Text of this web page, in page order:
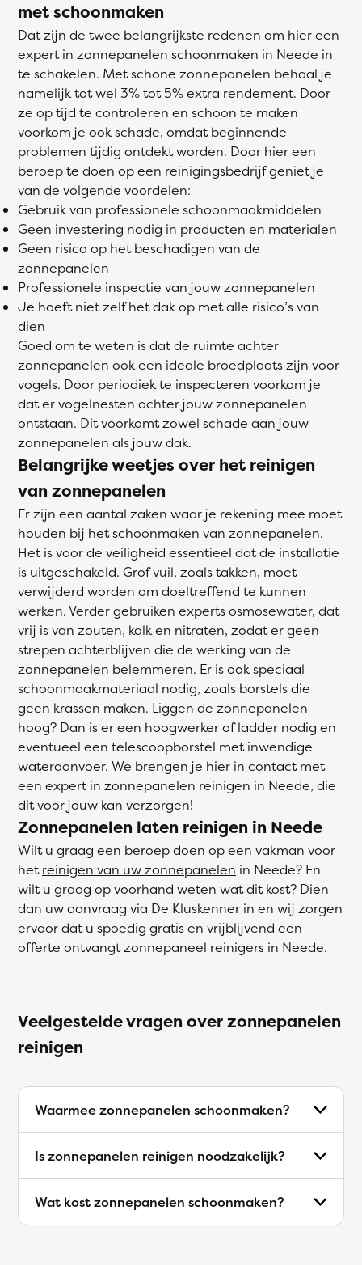
met schoonmaken
Dat zijn de twee belangrijkste redenen om hier een
expert in zonnepanelen schoonmaken in Neede in
te schakelen. Met schone zonnepanelen behaal je
namelijk tot wel 3% tot 5% extra rendement. Door
ze op tijd te controleren en schoon te maken
voorkom je ook schade, omdat beginnende
problemen tijdig ontdekt worden. Door hier een
beroep te doen op een reinigingsbedrijf geniet je
van de volgende voordelen:
Gebruik van professionele schoonmaakmiddelen
Geen investering nodig in producten en materialen
Geen risico op het beschadigen van de
zonnepanelen
Professionele inspectie van jouw zonnepanelen
Je hoeft niet zelf het dak op met alle risico’s van
dien
Goed om te weten is dat de ruimte achter
zonnepanelen ook een ideale broedplaats zijn voor
vogels. Door periodiek te inspecteren voorkom je
dat er vogelnesten achter jouw zonnepanelen
ontstaan. Dit voorkomt zowel schade aan jouw
zonnepanelen als jouw dak.
Belangrijke weetjes over het reinigen
van zonnepanelen
Er zijn een aantal zaken waar je rekening mee moet
houden bij het schoonmaken van zonnepanelen.
Het is voor de veiligheid essentieel dat de installatie
is uitgeschakeld. Grof vuil, zoals takken, moet
verwijderd worden om doeltreffend te kunnen
werken. Verder gebruiken experts osmosewater, dat
vrij is van zouten, kalk en nitraten, zodat er geen
strepen achterblijven die de werking van de
zonnepanelen belemmeren. Er is ook speciaal
schoonmaakmateriaal nodig, zoals borstels die
geen krassen maken. Liggen de zonnepanelen
hoog? Dan is er een hoogwerker of ladder nodig en
eventueel een telescoopborstel met inwendige
wateraanvoer. We brengen je hier in contact met
een expert in zonnepanelen reinigen in Neede, die
dit voor jouw kan verzorgen!
Zonnepanelen laten reinigen in Neede
Wilt u graag een beroep doen op een vakman voor
hetreinigen van uw zonnepanelen in Neede? En
wilt u graag op voorhand weten wat dit kost? Dien
dan uw aanvraag via De Kluskenner in en wij zorgen
ervoor dat u spoedig gratis en vrijblijvend een
offerte ontvangt zonnepaneel reinigers in Neede.
Veelgestelde vragen over zonnepanelen
reinigen
Waarmee zonnepanelen schoonmaken?
Is zonnepanelen reinigen noodzakelijk?
Wat kost zonnepanelen schoonmaken?